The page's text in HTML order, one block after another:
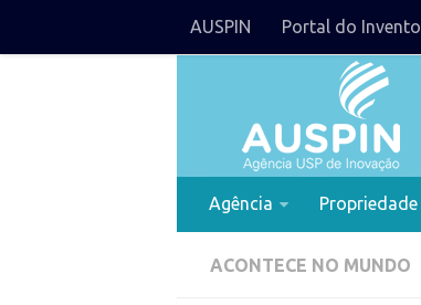
AUSPIN Portal do
Agência
ACONTECE NO MUNDO